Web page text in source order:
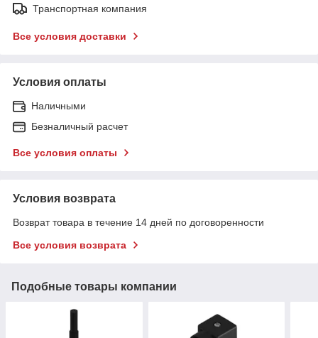
Транспортная компания
Все условия доставки
Условия оплаты
Наличными
Безналичный расчет
Все условия оплаты
Условия возврата
Возврат товара в течение 14 дней по договоренности
Все условия возврата
Подобные товары компании